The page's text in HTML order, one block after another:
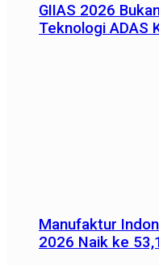
GIIAS 2026
Teknologi ADAS
Manufaktur
2026 Naik ke